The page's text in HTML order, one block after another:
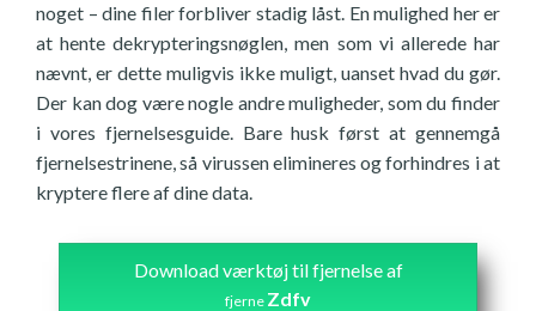
noget – dine filer forbliver stadig låst. En mulighed her er
at hente dekrypteringsnøglen, men som vi allerede har
nævnt, er dette muligvis ikke muligt, uanset hvad du gør.
Der kan dog være nogle andre muligheder, som du finder
i vores fjernelsesguide. Bare husk først at gennemgå
fjernelsestrinene, så virussen elimineres og forhindres i at
kryptere flere af dine data.
Download værktøj til fjernelse af
fjerne Zdfv